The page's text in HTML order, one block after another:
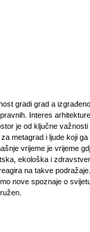
gradi grad a
Interes
je od ključne važnosti
metagrad i ljude koji
vrijeme je vrijeme
ekološka i
na takve
nove spoznaje o